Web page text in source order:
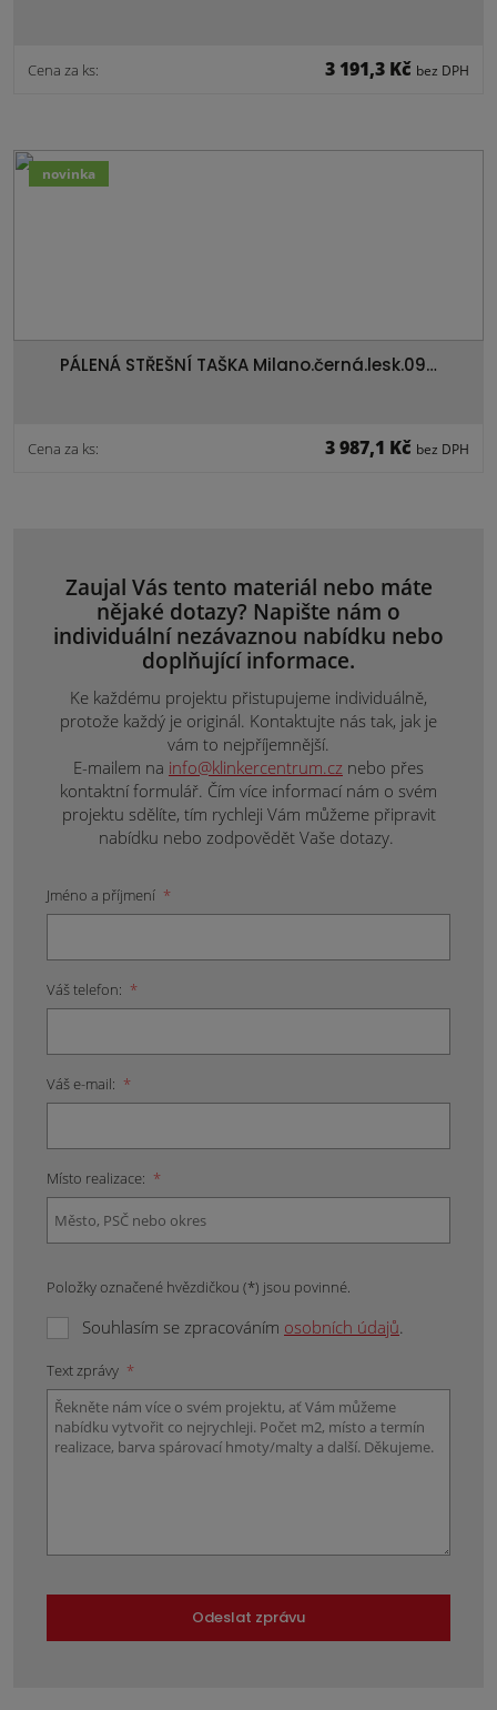
Cena za ks: 3 191,3 Kč bez DPH
PÁLENÁ STŘEŠNÍ TAŠKA Milano.černá.lesk.09…
Cena za ks: 3 987,1 Kč bez DPH
novinka
Zaujal Vás tento materiál nebo máte
nějaké dotazy? Napište nám o
individuální nezávaznou nabídku nebo
doplňující informace.
Ke každému projektu přistupujeme individuálně,
protože každý je originál. Kontaktujte nás tak, jak je
vám to nejpříjemnější.
E-mailem na info@klinkercentrum.cz nebo přes
kontaktní formulář. Čím více informací nám o svém
projektu sdělíte, tím rychleji Vám můžeme připravit
nabídku nebo zodpovědět Vaše dotazy.
Jméno a příjmení *
Váš telefon: *
Váš e-mail: *
Místo realizace: *
Položky označené hvězdičkou (*) jsou povinné.
Souhlasím se zpracováním osobních údajů.
Text zprávy *
Odeslat zprávu